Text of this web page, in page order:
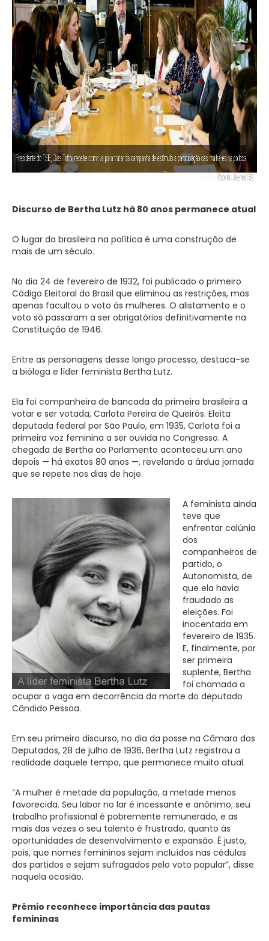
Discurso de Bertha Lutz há 80 anos permanece atual
O lugar da brasileira na política é uma construção de
mais de um século.
No dia 24 de fevereiro de 1932, foi publicado o primeiro
Código Eleitoral do Brasil que eliminou as restrições, mas
apenas facultou o voto às mulheres. O alistamento e o
voto só passaram a ser obrigatórios definitivamente na
Constituição de 1946.
Entre as personagens desse longo processo, destaca-se
a bióloga e líder feminista Bertha Lutz.
Ela foi companheira de bancada da primeira brasileira a
votar e ser votada, Carlota Pereira de Queirós. Eleita
deputada federal por São Paulo, em 1935, Carlota foi a
primeira voz feminina a ser ouvida no Congresso. A
chegada de Bertha ao Parlamento aconteceu um ano
depois — há exatos 80 anos —, revelando a árdua jornada
que se repete nos dias de hoje.
A feminista ainda
teve que
enfrentar calúnia
dos
companheiros de
partido, o
Autonomista, de
que ela havia
fraudado as
eleições. Foi
inocentada em
fevereiro de 1935.
E, finalmente, por
ser primeira
suplente, Bertha
foi chamada a
ocupar a vaga em decorrência da morte do deputado
Cândido Pessoa.
Em seu primeiro discurso, no dia da posse na Câmara dos
Deputados, 28 de julho de 1936, Bertha Lutz registrou a
realidade daquele tempo, que permanece muito atual.
“A mulher é metade da população, a metade menos
favorecida. Seu labor no lar é incessante e anônimo; seu
trabalho profissional é pobremente remunerado, e as
mais das vezes o seu talento é frustrado, quanto às
oportunidades de desenvolvimento e expansão. É justo,
pois, que nomes femininos sejam incluídos nas cédulas
dos partidos e sejam sufragados pelo voto popular”, disse
naquela ocasião.
Prêmio reconhece importância das pautas
femininas